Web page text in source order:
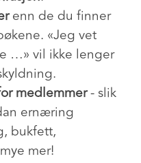
enn de du finner
«Jeg vet
…» vil ikke lenger
medlemmer- slik
ernæring
bukfett,
mer!